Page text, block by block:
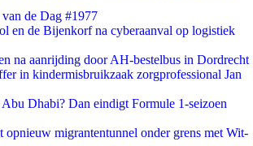
de Dag #1977
en de Bijenkorf na cyberaanval op logistiek
na aanrijding door AH-bestelbus in Dordrecht
in kindermisbruikzaak zorgprofessional Jan
Abu Dhabi? Dan eindigt Formule 1-seizoen
migrantentunnel onder grens met Wit-